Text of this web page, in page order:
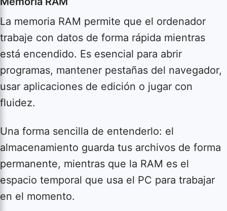
La memoria RAM permite que el ordenador
trabaje con datos de forma rápida mientras
está encendido. Es esencial para abrir
programas, mantener pestañas del navegador,
usar aplicaciones de edición o jugar con
fluidez.
Una forma sencilla de entenderlo: el
almacenamiento guarda tus archivos de forma
permanente, mientras que la RAM es el
espacio temporal que usa el PC para trabajar
en el momento.